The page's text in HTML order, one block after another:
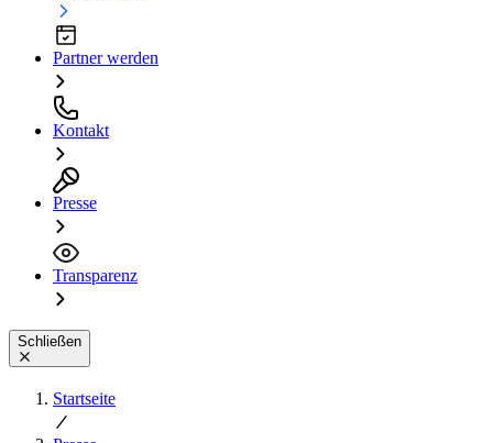
Partner werden
Kontakt
Presse
Transparenz
Schließen
Startseite